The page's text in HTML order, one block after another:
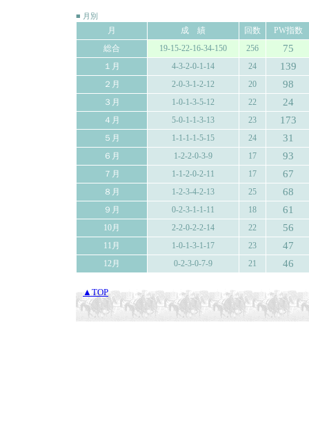
■ 月別
月 成 績 回数
PW指数
総合
19-15-22-16-34-150 256 75
１月 4-3-2-0-1-14 24 139
２月 2-0-3-1-2-12 20 98
３月 1-0-1-3-5-12 22 24
４月 5-0-1-1-3-13 23 173
５月 1-1-1-1-5-15 24 31
６月 1-2-2-0-3-9 17 93
７月 1-1-2-0-2-11 17 67
８月 1-2-3-4-2-13 25 68
９月 0-2-3-1-1-11 18 61
10月 2-2-0-2-2-14 22 56
11月 1-0-1-3-1-17 23 47
12月 0-2-3-0-7-9 21 46
▲TOP